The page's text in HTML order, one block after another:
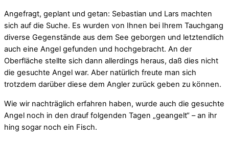
Angefragt, geplant und getan: Sebastian und Lars machten
sich auf die Suche. Es wurden von Ihnen bei Ihrem Tauchgang
diverse Gegenstände aus dem See geborgen und letztendlich
auch eine Angel gefunden und hochgebracht. An der
Oberfläche stellte sich dann allerdings heraus, daß dies nicht
die gesuchte Angel war. Aber natürlich freute man sich
trotzdem darüber diese dem Angler zurück geben zu können.
Wie wir nachträglich erfahren haben, wurde auch die gesuchte
Angel noch in den drauf folgenden Tagen „geangelt“ – an ihr
hing sogar noch ein Fisch.